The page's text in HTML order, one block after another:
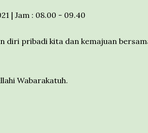
| Jam : 08.00 - 09.40
diri pribadi kita dan kemajuan
Wabarakatuh.